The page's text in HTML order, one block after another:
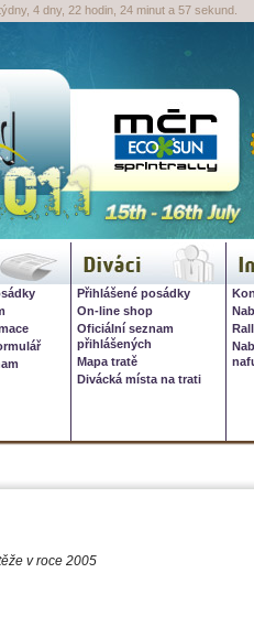
2026, 16.
v roce 2005
4 dny, 22 hodin, 24 minut a 57 sekund.
Diváci
Přihlášené posádky
On-line shop
Oficiální seznam
přihlášených
Mapa tratě
Divácká místa na trati